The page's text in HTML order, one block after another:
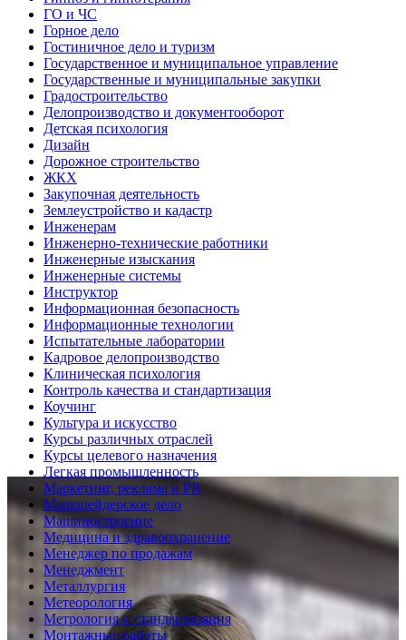
ГО и ЧС
Горное дело
Гостиничное дело и туризм
Государственное и муниципальное управление
Государственные и муниципальные закупки
Градостроительство
Делопроизводство и документооборот
Детская психология
Дизайн
Дорожное строительство
ЖКХ
Закупочная деятельность
Землеустройство и кадастр
Инженерам
Инженерно-технические работники
Инженерные изыскания
Инженерные системы
Инструктор
Информационная безопасность
Информационные технологии
Испытательные лаборатории
Кадровое делопроизводство
Клиническая психология
Контроль качества и стандартизация
Коучинг
Культура и искусство
Курсы различных отраслей
Курсы целевого назначения
Легкая промышленность
Маркетинг, реклама и PR
Маркшейдерское дело
Машиностроение
Медицина и здравоохранение
Менеджер по продажам
Менеджмент
Металлургия
Метеорология
Метрология и стандартизация
Монтажные работы